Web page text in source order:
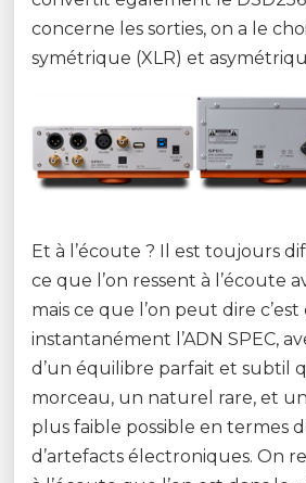
concerne les sorties, on a le
symétrique (XLR) et
Et à l’écoute ? Il est toujours
ce que l’on ressent à l’écoute
mais ce que l’on peut dire
instantanément l’ADN SPEC,
d’un équilibre parfait et subtil
morceau, un naturel rare, et
plus faible possible en termes
d’artefacts électroniques. On